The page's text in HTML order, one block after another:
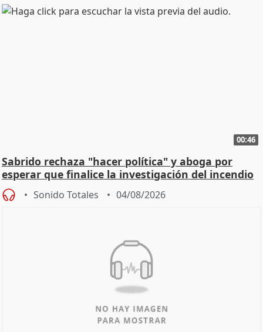
00:46
Sabrido rechaza "hacer política" y aboga por
esperar que finalice la investigación del incendio
Sonido Totales 04/08/2026